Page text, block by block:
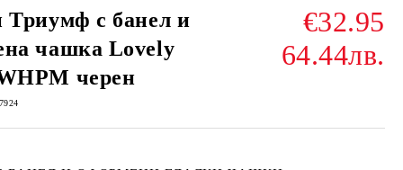
Триумф с банел и
чашка Lovely
черен
€32.95
64.44лв.